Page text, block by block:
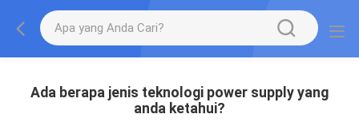
Ada berapa jenis teknologi power supply yang
anda ketahui?